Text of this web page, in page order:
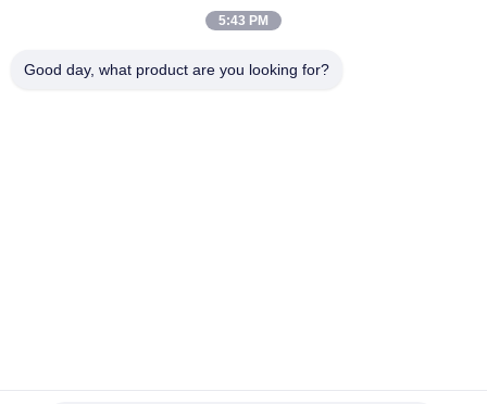
5:43 PM
Good day, what product are you looking for?